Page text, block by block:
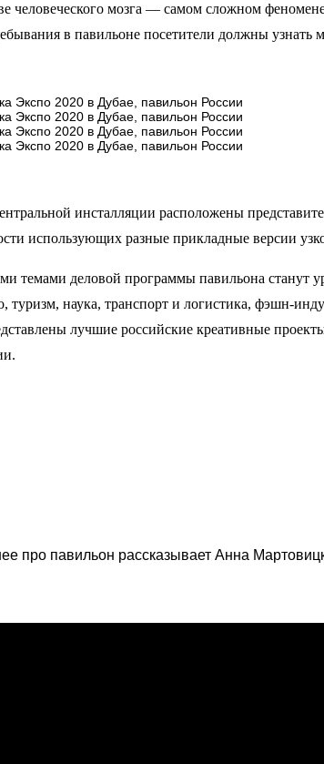
человеческого мозга — самом сложном
в павильоне посетители должны узнать
инсталляции расположены
использующих разные прикладные версии
темами деловой программы павильона станут
туризм, наука, транспорт и логистика, фэшн-
лучшие российские креативные
про павильон рассказывает Анна